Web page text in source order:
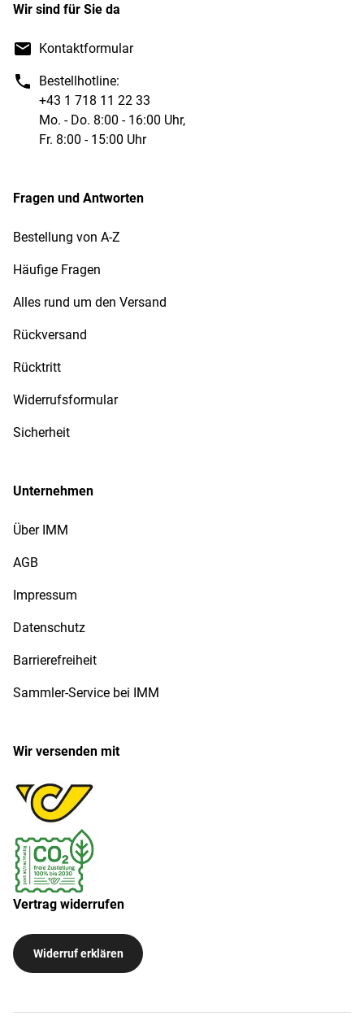
Wir sind für Sie da
Kontaktformular
Bestellhotline:
+43 1 718 11 22 33
Mo. - Do. 8:00 - 16:00 Uhr,
Fr. 8:00 - 15:00 Uhr
Fragen und Antworten
Bestellung von A-Z
Häufige Fragen
Alles rund um den Versand
Rückversand
Rücktritt
Widerrufsformular
Sicherheit
Unternehmen
Über IMM
AGB
Impressum
Datenschutz
Barrierefreiheit
Sammler-Service bei IMM
Wir versenden mit
Vertrag widerrufen
Widerruf erklären